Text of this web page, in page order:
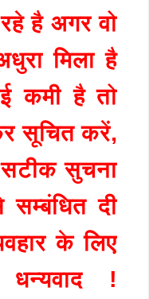
है अगर वो
मिला है
कमी है तो
सूचित करें,
सुचना
दी
के लिए
!